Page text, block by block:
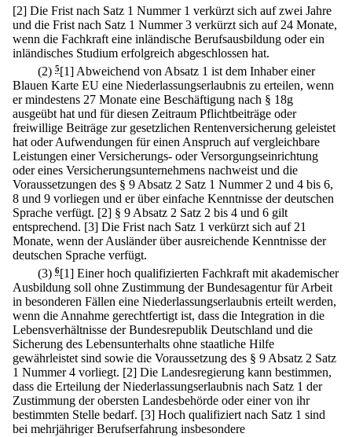
[2] Die Frist nach Satz 1 Nummer 1 verkürzt sich auf zwei Jahre
und die Frist nach Satz 1 Nummer 3 verkürzt sich auf 24 Monate,
wenn die Fachkraft eine inländische Berufsausbildung oder ein
inländisches Studium erfolgreich abgeschlossen hat.
(2) 5[1] Abweichend von Absatz 1 ist dem Inhaber einer
Blauen Karte EU eine Niederlassungserlaubnis zu erteilen, wenn
er mindestens 27 Monate eine Beschäftigung nach § 18g
ausgeübt hat und für diesen Zeitraum Pflichtbeiträge oder
freiwillige Beiträge zur gesetzlichen Rentenversicherung geleistet
hat oder Aufwendungen für einen Anspruch auf vergleichbare
Leistungen einer Versicherungs- oder Versorgungseinrichtung
oder eines Versicherungsunternehmens nachweist und die
Voraussetzungen des § 9 Absatz 2 Satz 1 Nummer 2 und 4 bis 6,
8 und 9 vorliegen und er über einfache Kenntnisse der deutschen
Sprache verfügt. [2] § 9 Absatz 2 Satz 2 bis 4 und 6 gilt
entsprechend. [3] Die Frist nach Satz 1 verkürzt sich auf 21
Monate, wenn der Ausländer über ausreichende Kenntnisse der
deutschen Sprache verfügt.
(3) 6[1] Einer hoch qualifizierten Fachkraft mit akademischer
Ausbildung soll ohne Zustimmung der Bundesagentur für Arbeit
in besonderen Fällen eine Niederlassungserlaubnis erteilt werden,
wenn die Annahme gerechtfertigt ist, dass die Integration in die
Lebensverhältnisse der Bundesrepublik Deutschland und die
Sicherung des Lebensunterhalts ohne staatliche Hilfe
gewährleistet sind sowie die Voraussetzung des § 9 Absatz 2 Satz
1 Nummer 4 vorliegt. [2] Die Landesregierung kann bestimmen,
dass die Erteilung der Niederlassungserlaubnis nach Satz 1 der
Zustimmung der obersten Landesbehörde oder einer von ihr
bestimmten Stelle bedarf. [3] Hoch qualifiziert nach Satz 1 sind
bei mehrjähriger Berufserfahrung insbesondere